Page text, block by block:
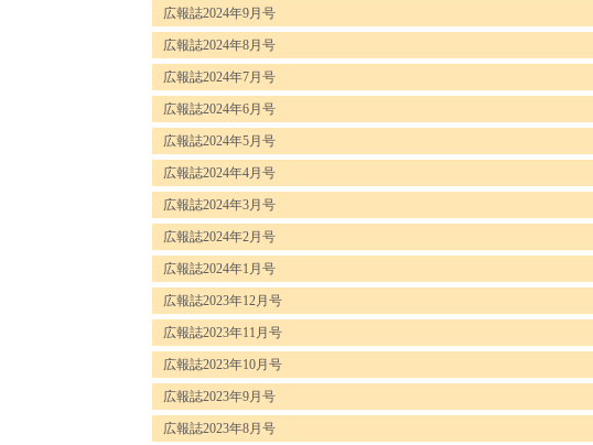
広報誌2024年9月号
広報誌2024年8月号
広報誌2024年7月号
広報誌2024年6月号
広報誌2024年5月号
広報誌2024年4月号
広報誌2024年3月号
広報誌2024年2月号
広報誌2024年1月号
広報誌2023年12月号
広報誌2023年11月号
広報誌2023年10月号
広報誌2023年9月号
広報誌2023年8月号